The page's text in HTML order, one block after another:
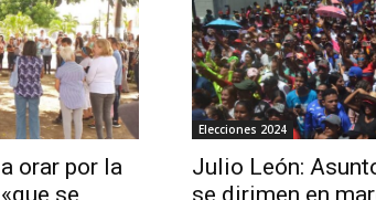
orar por la
se
Elecciones 2024
Julio León:
se dirimen en